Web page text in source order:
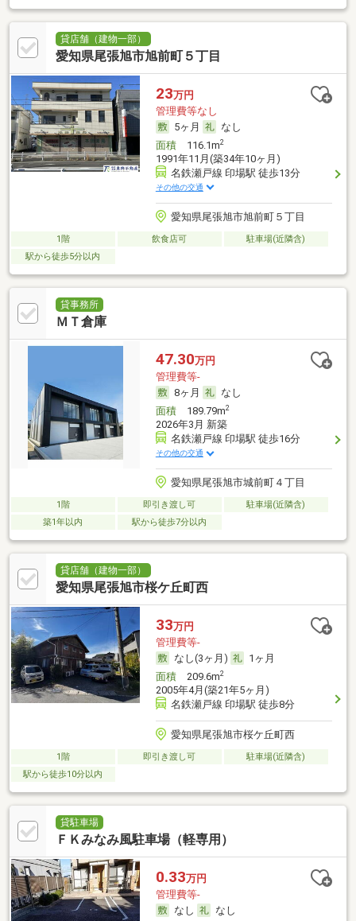
貸店舗（建物一部）
愛知県尾張旭市旭前町５丁目
23万円
管理費等なし
5ヶ月
なし
面積116.1m2
1991年11月(築34年10ヶ月)
名鉄瀬戸線 印場駅 徒歩13分
その他の交通
愛知県尾張旭市旭前町５丁目
1階 飲食店可
駐車場(近隣含)
駅から徒歩5分以内
貸事務所
ＭＴ倉庫
47.30万円
管理費等-
8ヶ月
なし
面積189.79m2
2026年3月 新築
名鉄瀬戸線 印場駅 徒歩16分
その他の交通
愛知県尾張旭市城前町４丁目
1階 即引き渡し可
駐車場(近隣含)
築1年以内
駅から徒歩7分以内
貸店舗（建物一部）
愛知県尾張旭市桜ケ丘町西
33万円
管理費等-
なし(3ヶ月)
1ヶ月
面積209.6m2
2005年4月(築21年5ヶ月)
名鉄瀬戸線 印場駅 徒歩8分
愛知県尾張旭市桜ケ丘町西
1階 即引き渡し可
駐車場(近隣含)
駅から徒歩10分以内
貸駐車場
ＦＫみなみ風駐車場（軽専用）
0.33万円
管理費等-
なし
なし